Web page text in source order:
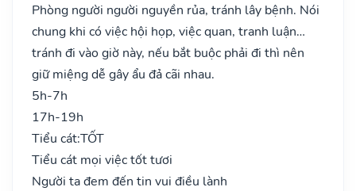
Phòng người người nguyền rủa, tránh lây bệnh. Nói
chung khi có việc hội họp, việc quan, tranh luận…
tránh đi vào giờ này, nếu bắt buộc phải đi thì nên
giữ miệng dễ gây ẩu đả cãi nhau.
5h-7h
17h-19h
Tiểu cát:TỐT
Tiểu cát mọi việc tốt tươi
Người ta đem đến tin vui điều lành